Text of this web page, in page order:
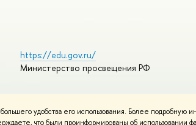
удобства его использования. Более подробную
что были проинформированы об
https://edu.gov.ru/
Министерство просвещения РФ
материало Политика конфиденциальностиКарта